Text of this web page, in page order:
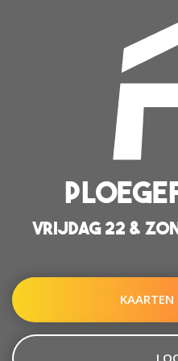
VRIJDAG 22 &
KAARTEN